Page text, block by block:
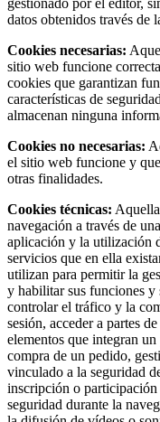
datos obtenidos través de
Cookies necesarias:
sitio web funcione
cookies que garantizan
características de
almacenan ninguna
Cookies no necesarias:
el sitio web funcione y
otras finalidades.
Cookies técnicas:
navegación a través de
aplicación y la utilización
servicios que en ella
utilizan para permitir la
y habilitar sus funciones
controlar el tráfico y la
sesión, acceder a partes
elementos que integran
compra de un pedido,
vinculado a la seguridad
inscripción o
seguridad durante la